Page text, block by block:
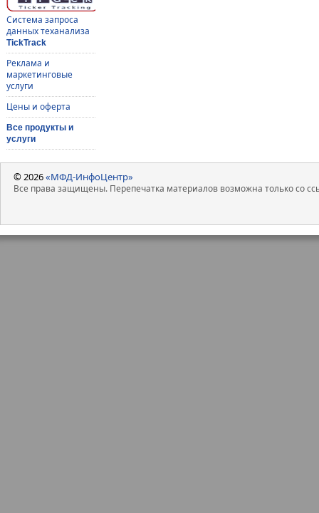
Система запроса
данных теханализа
TickTrack
Реклама и
маркетинговые
услуги
Цены и оферта
Все продукты и
услуги
© 2026«МФД-ИнфоЦентр»
Все права защищены. Перепечатка материалов возможна только со